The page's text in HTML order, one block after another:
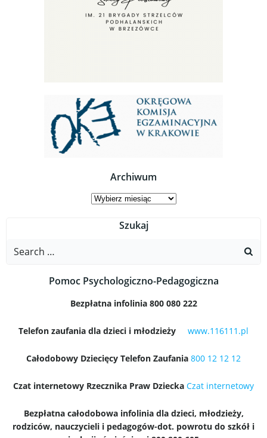
Archiwum
Archiwum
Szukaj
Search
Pomoc Psychologiczno-Pedagogiczna
Bezpłatna infolinia 800 080 222
Telefon zaufania dla dzieci i młodzieży www.116111.pl
Całodobowy Dziecięcy Telefon Zaufania 800 12 12 12
Czat internetowy Rzecznika Praw Dziecka Czat internetowy
Bezpłatna całodobowa infolinia dla dzieci, młodzieży,
rodziców, nauczycieli i pedagogów-dot. powrotu do szkół i